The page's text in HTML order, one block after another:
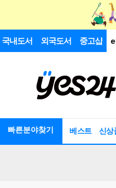
국내도서 외국도서 중고샵
빠른분야찾기 베스트 신상